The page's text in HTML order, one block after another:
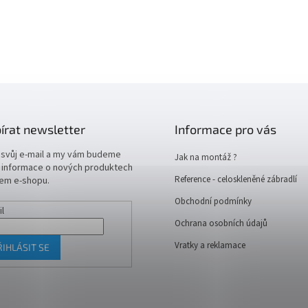
newsletter
e-mail a my vám budeme
o nových produktech
e-shopu.
SE
Informace pro vás
Jak na montáž ?
Reference - celoskleněné zábradlí
Obchodní podmínky
Ochrana osobních údajů
Vratky a reklamace